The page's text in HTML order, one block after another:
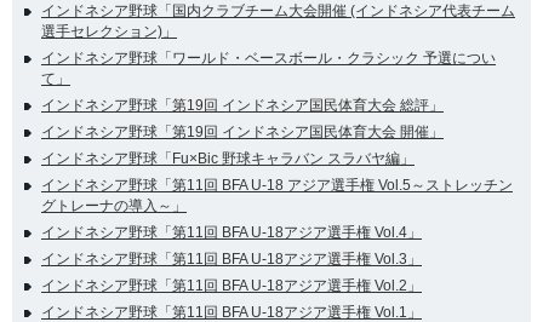
インドネシア野球「国内クラブチーム大会開催 (インドネシア代表チーム
選手セレクション)」
インドネシア野球「ワールド・ベースボール・クラシック 予選につい
て」
インドネシア野球「第19回 インドネシア国民体育大会 総評」
インドネシア野球「第19回 インドネシア国民体育大会 開催」
インドネシア野球「Fu×Bic 野球キャラバン スラバヤ編」
インドネシア野球「第11回 BFA U-18 アジア選手権 Vol.5～ストレッチン
グトレーナの導入～」
インドネシア野球「第11回 BFA U-18アジア選手権 Vol.4」
インドネシア野球「第11回 BFA U-18アジア選手権 Vol.3」
インドネシア野球「第11回 BFA U-18アジア選手権 Vol.2」
インドネシア野球「第11回 BFA U-18アジア選手権 Vol.1」